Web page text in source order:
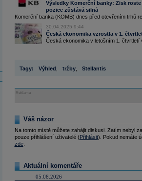
Výsledky Komerční banky: Zisk
pozice zůstává silná
Komerční banka (KOMB) dnes před otevřením trhů
30.04.2025 9:44
Česká ekonomika vzrostla v 1.
Česká ekonomika v letošním 1. čtvrtletí
Tagy: Výhled tržby, Stellantis
Reklama
Váš názor
Na tomto místě můžete zahájit diskusi. Zatím nebyl
pouze přihlášení uživatelé (Přihlásit). Pokud nemáte
zde.
Aktuální komentáře
05.08.2026